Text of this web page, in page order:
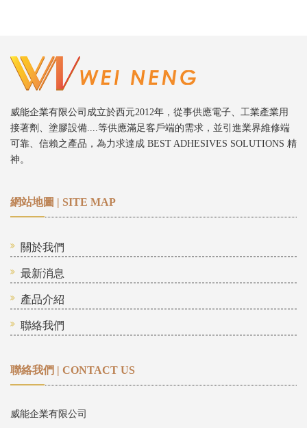
威能企業有限公司成立於西元2012年，從事供應電子、工業產業用
接著劑、塗膠設備....等供應滿足客戶端的需求，並引進業界維修端
可靠、信賴之產品，為力求達成 BEST ADHESIVES SOLUTIONS 精
神。
網站地圖 | SITE MAP
關於我們
最新消息
產品介紹
聯絡我們
聯絡我們 | CONTACT US
威能企業有限公司